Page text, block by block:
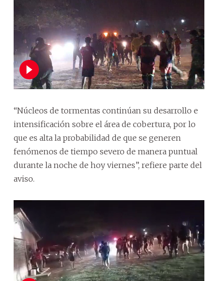
“Núcleos de tormentas continúan su desarrollo e
intensificación sobre el área de cobertura, por lo
que es alta la probabilidad de que se generen
fenómenos de tiempo severo de manera puntual
durante la noche de hoy viernes”, refiere parte del
aviso.